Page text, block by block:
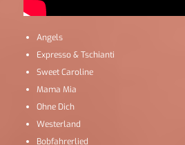
Angels
Expresso & Tschianti
Sweet Caroline
Mama Mia
Ohne Dich
Westerland
Bobfahrerlied